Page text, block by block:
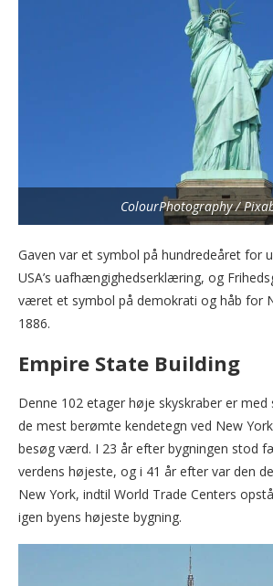
ColourPhotography /
Gaven var et symbol på hundredeåret for
USA’s uafhængighedserklæring, og
været et symbol på demokrati og håb for
1886.
Empire State Building
Denne 102 etager høje skyskraber er
de mest berømte kendetegn ved New
besøg værd. I 23 år efter bygningen stod
verdens højeste, og i 41 år efter var den
New York, indtil World Trade Centers
igen byens højeste bygning.